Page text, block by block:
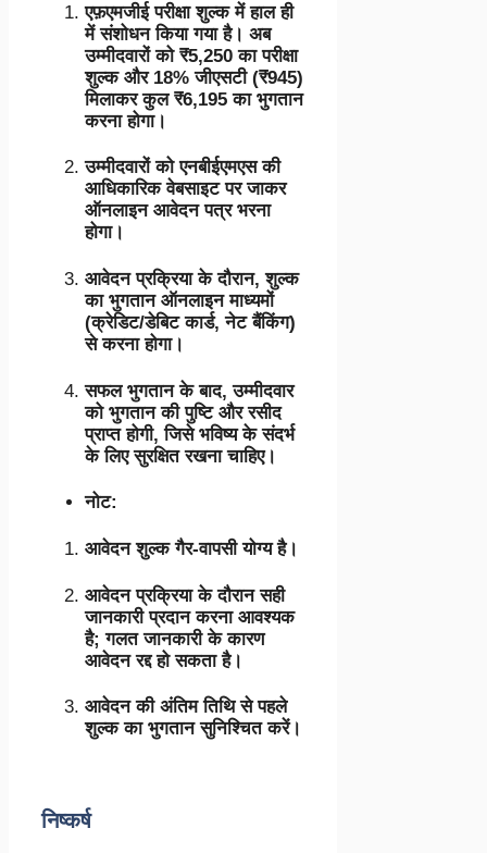
एफ़एमजीई परीक्षा शुल्क में हाल ही
में संशोधन किया गया है। अब
उम्मीदवारों को ₹5,250 का परीक्षा
शुल्क और 18% जीएसटी (₹945)
मिलाकर कुल ₹6,195 का भुगतान
करना होगा।
उम्मीदवारों को एनबीईएमएस की
आधिकारिक वेबसाइट पर जाकर
ऑनलाइन आवेदन पत्र भरना
होगा।
आवेदन प्रक्रिया के दौरान, शुल्क
का भुगतान ऑनलाइन माध्यमों
(क्रेडिट/डेबिट कार्ड, नेट बैंकिंग)
से करना होगा।
सफल भुगतान के बाद, उम्मीदवार
को भुगतान की पुष्टि और रसीद
प्राप्त होगी, जिसे भविष्य के संदर्भ
के लिए सुरक्षित रखना चाहिए।
नोट:
आवेदन शुल्क गैर-वापसी योग्य है।
आवेदन प्रक्रिया के दौरान सही
जानकारी प्रदान करना आवश्यक
है; गलत जानकारी के कारण
आवेदन रद्द हो सकता है।
आवेदन की अंतिम तिथि से पहले
शुल्क का भुगतान सुनिश्चित करें।
निष्कर्ष